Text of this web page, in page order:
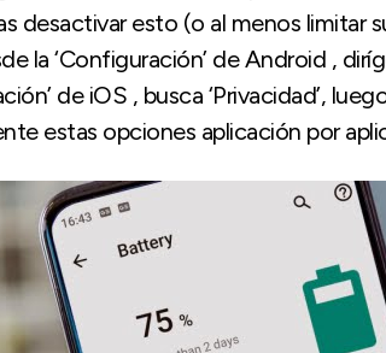
desactivar esto (o al menos limitar
la ‘Configuración’ de Android ,
de iOS , busca ‘Privacidad’,
estas opciones aplicación por